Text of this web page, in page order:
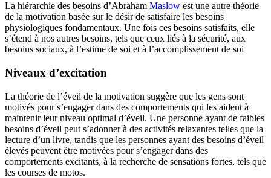
La hiérarchie des besoins d’Abraham Maslow est une autre théorie
de la motivation basée sur le désir de satisfaire les besoins
physiologiques fondamentaux. Une fois ces besoins satisfaits, elle
s’étend à nos autres besoins, tels que ceux liés à la sécurité, aux
besoins sociaux, à l’estime de soi et à l’accomplissement de soi
Niveaux d’excitation
La théorie de l’éveil de la motivation suggère que les gens sont
motivés pour s’engager dans des comportements qui les aident à
maintenir leur niveau optimal d’éveil. Une personne ayant de faibles
besoins d’éveil peut s’adonner à des activités relaxantes telles que la
lecture d’un livre, tandis que les personnes ayant des besoins d’éveil
élevés peuvent être motivées pour s’engager dans des
comportements excitants, à la recherche de sensations fortes, tels que
les courses de motos.